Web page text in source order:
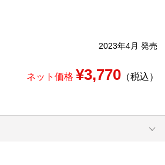
2023年4月 発売
ネット価格 ¥3,770（税込）